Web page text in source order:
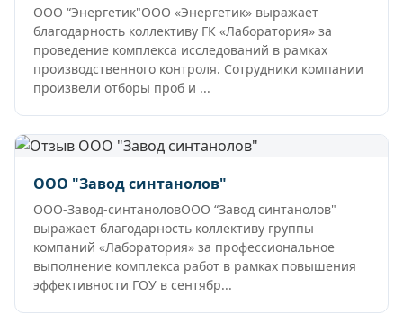
ООО “Энергетик"ООО «Энергетик» выражает
благодарность коллективу ГК «Лаборатория» за
проведение комплекса исследований в рамках
производственного контроля. Сотрудники компании
произвели отборы проб и ...
ООО "Завод синтанолов"
ООО-Завод-синтаноловООО “Завод синтанолов"
выражает благодарность коллективу группы
компаний «Лаборатория» за профессиональное
выполнение комплекса работ в рамках повышения
эффективности ГОУ в сентябр...